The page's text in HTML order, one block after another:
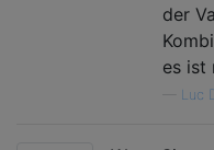
der
es ist
Luc